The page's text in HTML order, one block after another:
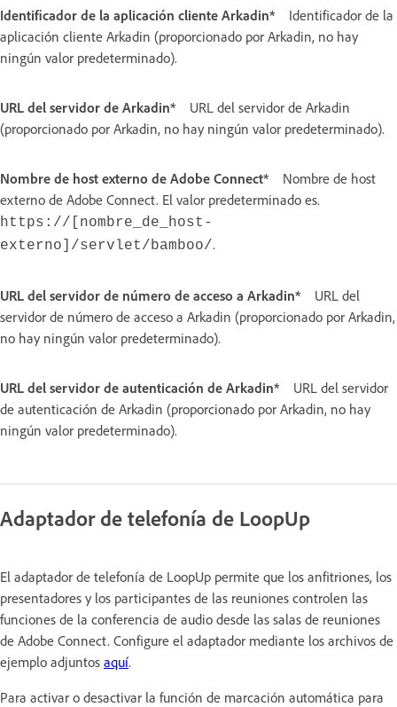
Identificador de la aplicación cliente Arkadin*
Identificador de la
aplicación cliente Arkadin (proporcionado por Arkadin, no hay
ningún valor predeterminado).
URL del servidor de Arkadin*
URL del servidor de Arkadin
(proporcionado por Arkadin, no hay ningún valor predeterminado).
Nombre de host externo de Adobe Connect*
Nombre de host
externo de Adobe Connect. El valor predeterminado es.
https://[nombre_de_host-
externo]/servlet/bamboo/.
URL del servidor de número de acceso a Arkadin*
URL del
servidor de número de acceso a Arkadin (proporcionado por Arkadin,
no hay ningún valor predeterminado).
URL del servidor de autenticación de Arkadin*
URL del servidor
de autenticación de Arkadin (proporcionado por Arkadin, no hay
ningún valor predeterminado).
Adaptador de telefonía de LoopUp
El adaptador de telefonía de LoopUp permite que los anfitriones, los
presentadores y los participantes de las reuniones controlen las
funciones de la conferencia de audio desde las salas de reuniones
de Adobe Connect. Configure el adaptador mediante los archivos de
ejemplo adjuntos aquí.
Para activar o desactivar la función de marcación automática para